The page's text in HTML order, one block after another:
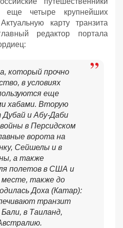
еще четыре крупнейших
карту транзита
редактор портала
который прочно
в условиях
еще
хабами. Вторую
и Абу-Даби
в Персидском
ворота на
Сейшелы и в
а также
полетов в США и
также до
Доха (Катар):
транзит
в Таиланд,